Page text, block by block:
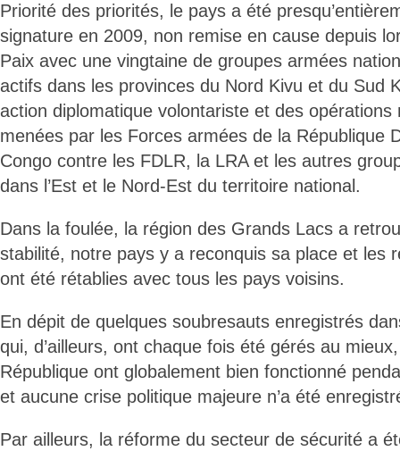
Priorité des priorités, le pays a été
signature en 2009, non remise en cause depuis
Paix avec une vingtaine de groupes armées
actifs dans les provinces du Nord Kivu et du Sud
action diplomatique volontariste et des opérations
menées par les Forces armées de la République
Congo contre les FDLR, la LRA et les autres
dans l’Est et le Nord-Est du territoire national.
Dans la foulée, la région des Grands Lacs a
stabilité, notre pays y a reconquis sa place et les
ont été rétablies avec tous les pays voisins.
En dépit de quelques soubresauts enregistrés
qui, d’ailleurs, ont chaque fois été gérés au
République ont globalement bien fonctionné
et aucune crise politique majeure n’a été
Par ailleurs, la réforme du secteur de sécurité a